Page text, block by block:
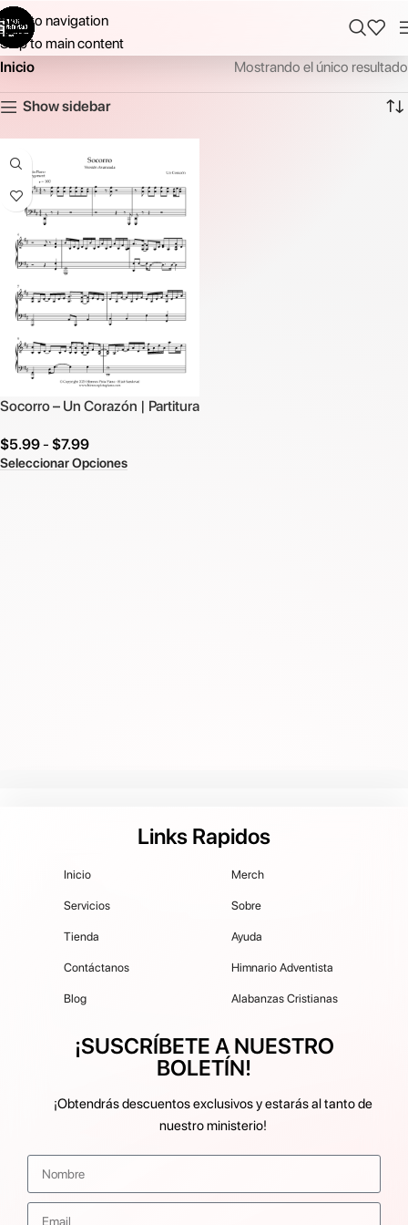
Skip to navigation
Skip to main content
Inicio
Mostrando el único resultado
Show sidebar
Socorro – Un Corazón | Partitura
$5.99- $7.99
Seleccionar Opciones
Links Rapidos
Inicio
Servicios
Tienda
Contáctanos
Blog
Merch
Sobre
Ayuda
Himnario Adventista
Alabanzas Cristianas
¡SUSCRÍBETE A NUESTRO
BOLETÍN!
¡Obtendrás descuentos exclusivos y estarás al tanto de
nuestro ministerio!